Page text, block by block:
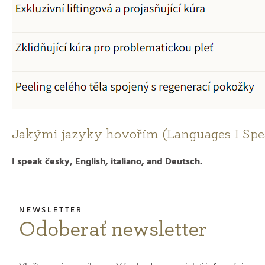
Jakými jazyky hovořím (Languages I
I speak česky, English, italiano, and Deutsch.
Odoberať newsletter